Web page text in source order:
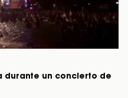
durante un concierto de